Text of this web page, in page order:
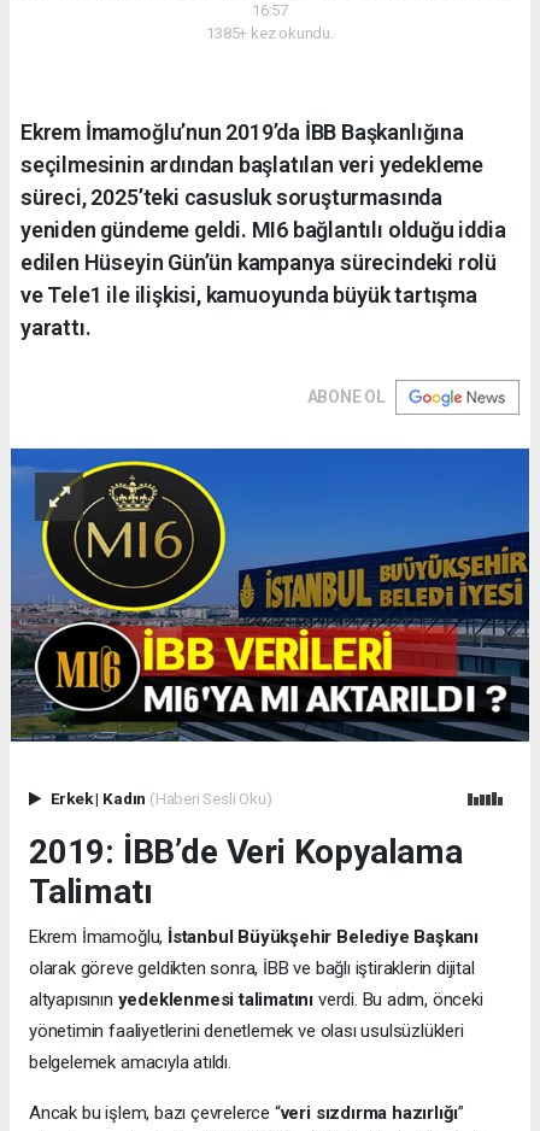
16:57
1385+ kez okundu.
Ekrem İmamoğlu’nun 2019’da İBB Başkanlığına
seçilmesinin ardından başlatılan veri yedekleme
süreci, 2025’teki casusluk soruşturmasında
yeniden gündeme geldi. MI6 bağlantılı olduğu iddia
edilen Hüseyin Gün’ün kampanya sürecindeki rolü
ve Tele1 ile ilişkisi, kamuoyunda büyük tartışma
yarattı.
ABONE OL
Erkek| Kadın (Haberi Sesli Oku)
2019: İBB’de Veri Kopyalama
Talimatı
Ekrem İmamoğlu, İstanbul Büyükşehir Belediye Başkanı
olarak göreve geldikten sonra, İBB ve bağlı iştiraklerin dijital
altyapısının yedeklenmesi talimatını verdi. Bu adım, önceki
yönetimin faaliyetlerini denetlemek ve olası usulsüzlükleri
belgelemek amacıyla atıldı.
Ancak bu işlem, bazı çevrelerce “veri sızdırma hazırlığı”